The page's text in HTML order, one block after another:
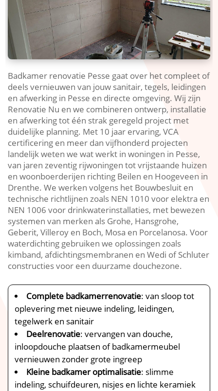
Badkamer renovatie Pesse gaat over het compleet of
deels vernieuwen van jouw sanitair, tegels, leidingen
en afwerking in Pesse en directe omgeving. Wij zijn
Renovatie Nu en we combineren ontwerp, installatie
en afwerking tot één strak geregeld project met
duidelijke planning. Met 10 jaar ervaring, VCA
certificering en meer dan vijfhonderd projecten
landelijk weten we wat werkt in woningen in Pesse,
van jaren zeventig rijwoningen tot vrijstaande huizen
en woonboerderijen richting Beilen en Hoogeveen in
Drenthe. We werken volgens het Bouwbesluit en
technische richtlijnen zoals NEN 1010 voor elektra en
NEN 1006 voor drinkwaterinstallaties, met bewezen
systemen van merken als Grohe, Hansgrohe,
Geberit, Villeroy en Boch, Mosa en Porcelanosa. Voor
waterdichting gebruiken we oplossingen zoals
kimband, afdichtingsmembranen en Wedi of Schluter
constructies voor een duurzame douchezone.
Complete badkamerrenovatie: van sloop tot
oplevering met nieuwe indeling, leidingen,
tegelwerk en sanitair
Deelrenovatie: vervangen van douche,
inloopdouche plaatsen of badkamermeubel
vernieuwen zonder grote ingreep
Kleine badkamer optimalisatie: slimme
indeling, schuifdeuren, nisjes en lichte keramiek